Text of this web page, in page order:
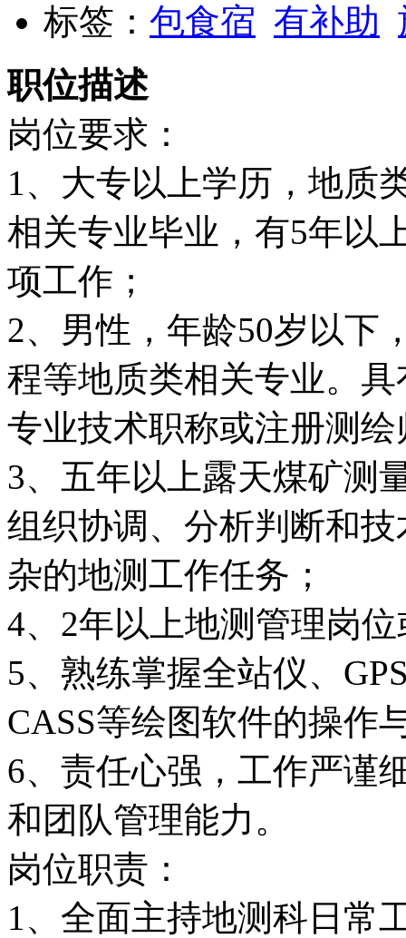
标签： 包食宿 有补助
职位描述
岗位要求：
1、大专以上学历，地质
相关专业毕业，有5年以
项工作；
2、男性，年龄50岁以下
程等地质类相关专业。
专业技术职称或注册测
3、五年以上露天煤矿测
组织协调、分析判断和
杂的地测工作任务；
4、2年以上地测管理岗
5、熟练掌握全站仪、
CASS等绘图软件的操作
6、责任心强，工作严谨
和团队管理能力。
岗位职责：
1、全面主持地测科日常